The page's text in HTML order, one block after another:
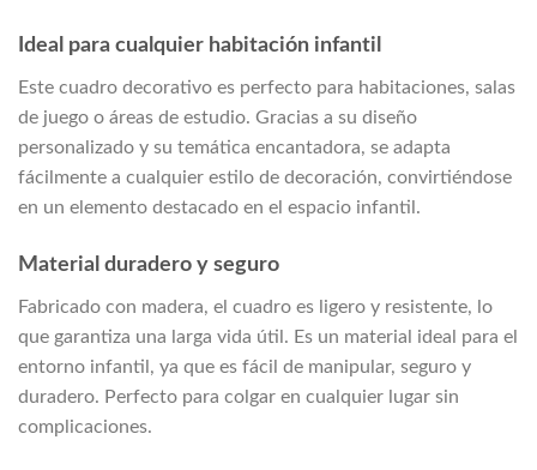
Ideal para cualquier habitación infantil
Este cuadro decorativo es perfecto para habitaciones, salas
de juego o áreas de estudio. Gracias a su diseño
personalizado y su temática encantadora, se adapta
fácilmente a cualquier estilo de decoración, convirtiéndose
en un elemento destacado en el espacio infantil.
Material duradero y seguro
Fabricado con madera, el cuadro es ligero y resistente, lo
que garantiza una larga vida útil. Es un material ideal para el
entorno infantil, ya que es fácil de manipular, seguro y
duradero. Perfecto para colgar en cualquier lugar sin
complicaciones.